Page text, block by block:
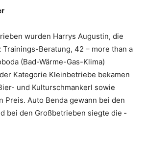
wurden Harrys Augustin, die
Trainings-­Beratung, 42 – more than a
(Bad-Wärme-Gas-Klima)
Kate­gorie Kleinbetriebe bekamen
und Kulturschmankerl sowie
Preis. Auto Benda gewann bei den
bei den Großbetrieben siegte die